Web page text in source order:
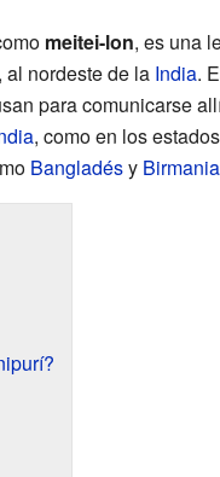
meitei-lon, es una
al nordeste de la India.
para comunicarse
, como en los
Bangladésy Birmania